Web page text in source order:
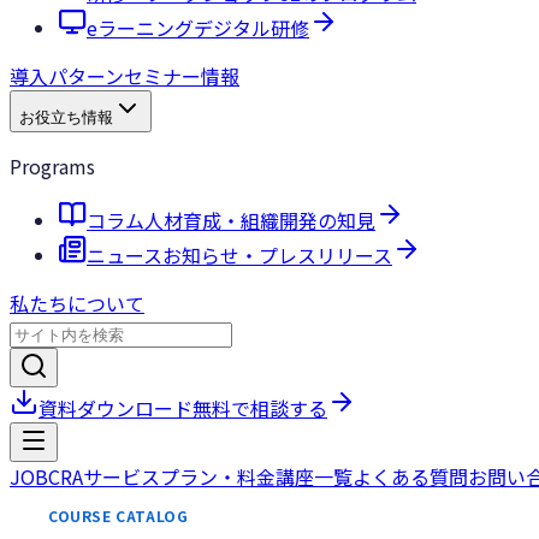
eラーニングデジタル研修
導入パターンセミナー情報
お役立ち情報
Programs
コラム人材育成・組織開発の知見
ニュースお知らせ・プレスリリース
私たちについて
資料ダウンロード無料で相談する
JOBCRAサービスプラン・料金講座一覧よくある質問お問い
COURSE CATALOG